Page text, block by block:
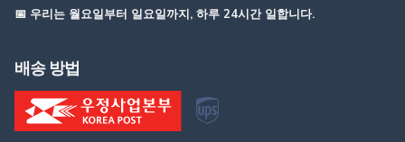
📅 우리는 월요일부터 일요일까지, 하루 24시간 일합니다.
배송 방법